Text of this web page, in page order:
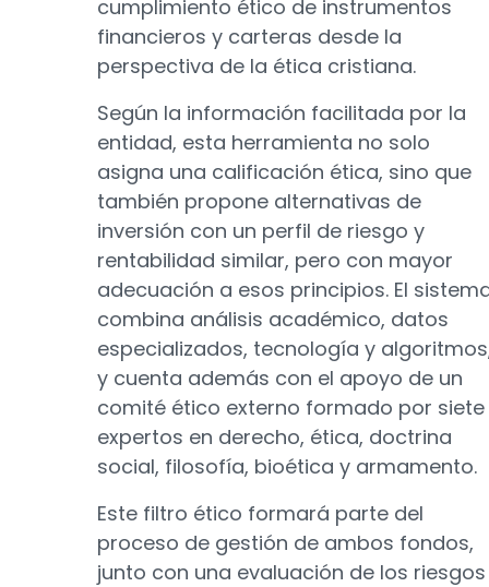
cumplimiento ético de instrumentos
financieros y carteras desde la
perspectiva de la ética cristiana.
Según la información facilitada por la
entidad, esta herramienta no solo
asigna una calificación ética, sino que
también propone alternativas de
inversión con un perfil de riesgo y
rentabilidad similar, pero con mayor
adecuación a esos principios. El
combina análisis académico, datos
especializados, tecnología y
y cuenta además con el apoyo de un
comité ético externo formado por siete
expertos en derecho, ética, doctrina
social, filosofía, bioética y armamento.
Este filtro ético formará parte del
proceso de gestión de ambos fondos,
junto con una evaluación de los riesgos